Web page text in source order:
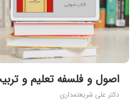
اصول و فلسفه تعلیم و
دکتر علی شریعتمداری